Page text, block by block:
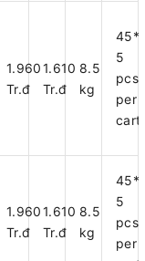
1.960
Tr.đ
1.610
Tr.đ
8.5
kg
5
pcs
per
1.960
Tr.đ
1.610
Tr.đ
8.5
kg
5
pcs
per